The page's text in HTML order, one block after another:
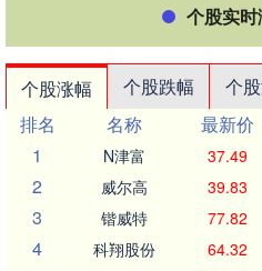
个股实
个股涨幅 个股跌幅 个
排名
名称 最新价
1
N津富 37.49
2 威尔高 39.83
3 锴威特 77.82
4 科翔股份 64.32